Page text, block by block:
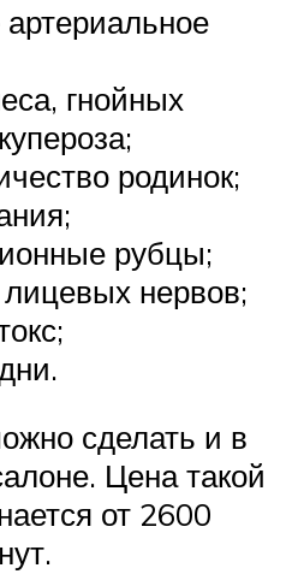
гнойных
родинок;
рубцы;
нервов;
сделать и в
Цена такой
от 2600